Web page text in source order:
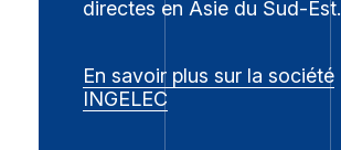
directes en Asie du Sud-Est.
En savoir plus sur la société
INGELEC